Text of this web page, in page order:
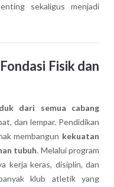
sekaligus menjadi
Fisik dan
dari semua cabang
dan lempar. Pendidikan
membangun kekuatan
tubuh. Melalui program
kerja keras, disiplin, dan
klub atletik yang